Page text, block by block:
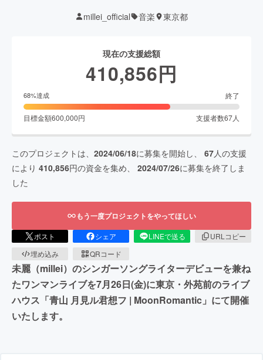
millei_official 音楽 東京都
現在の支援総額
410,856円
68%達成 終了
目標金額600,000円 支援者数67人
このプロジェクトは、 2024/06/18に募集を開始し、 67人の支援
により 410,856円の資金を集め、 2024/07/26に募集を終了しま
した
もう一度プロジェクトをやってほしい
ポスト シェア LINEで送る
URLコピー
埋め込み
QRコード
未麗（millei）のシンガーソングライターデビューを兼ね
たワンマンライブを7月26日(金)に東京・外苑前のライブ
ハウス「青山 月見ル君想フ | MoonRomantic」にて開催
いたします。